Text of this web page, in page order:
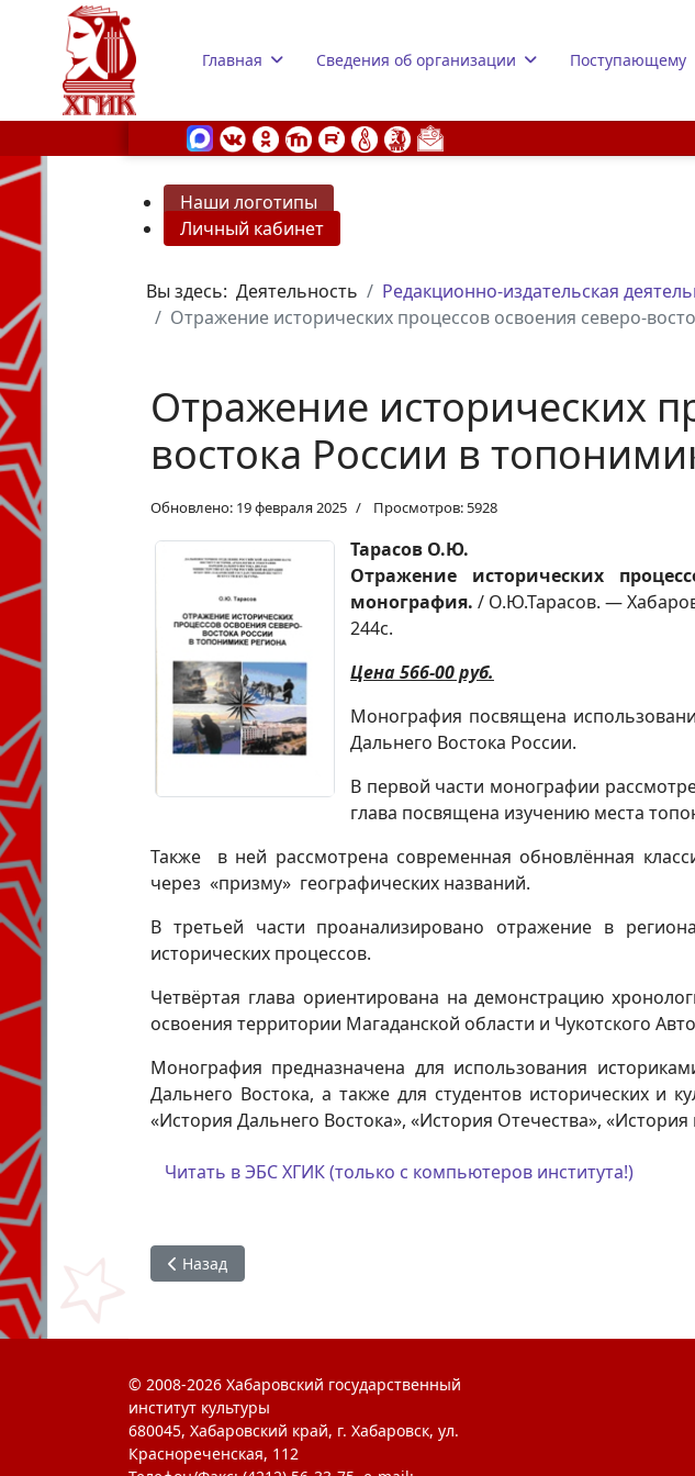
Главная Сведения об организации Поступающему
Наши логотипы
Личный кабинет
Вы здесь: Деятельность Редакционно-издательская
Отражение исторических процессов освоения северо-
Отражение исторических
востока России в
Обновлено: 19 февраля 2025 Просмотров: 5928
Тарасов О.Ю.
Отражение исторических
монография. / О.Ю.Тарасов. —
244с.
Цена 566-00 руб.
Монография посвящена
Дальнего Востока России.
В первой части монографии
глава посвящена изучению места
Также в ней рассмотрена современная обновлённая
через «призму» географических названий.
В третьей части проанализировано отражение в
исторических процессов.
Четвёртая глава ориентирована на демонстрацию
освоения территории Магаданской области и Чукотского
Монография предназначена для использования
Дальнего Востока, а также для студентов исторических и
«История Дальнего Востока», «История Отечества»,
Читать в ЭБС ХГИК (только с компьютеров института!)
Предыдущий: Освоение географического пространства Якутии
Назад
© 2008-2026 Хабаровский государственный
институт культуры
680045, Хабаровский край, г. Хабаровск, ул.
Краснореченская, 112